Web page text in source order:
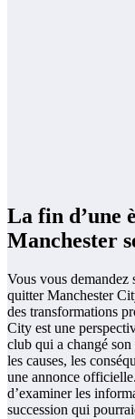
La fin d’une
Manchester
Vous vous demandez
quitter Manchester
des transformations
City est une
club qui a changé
les causes, les
une annonce
d’examiner les
succession qui